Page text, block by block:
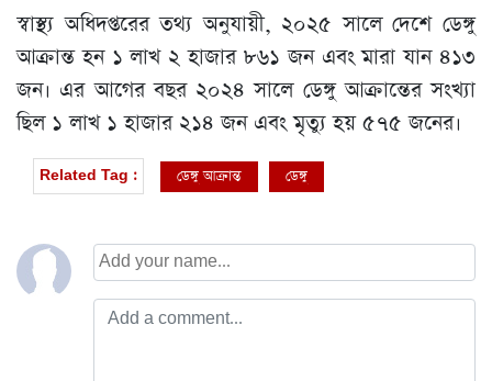
স্বাস্থ্য অধিদপ্তরের তথ্য অনুযায়ী, ২০২৫ সালে দেশে ডেঙ্গু
আক্রান্ত হন ১ লাখ ২ হাজার ৮৬১ জন এবং মারা যান ৪১৩
জন। এর আগের বছর ২০২৪ সালে ডেঙ্গু আক্রান্তের সংখ্যা
ছিল ১ লাখ ১ হাজার ২১৪ জন এবং মৃত্যু হয় ৫৭৫ জনের।
Related Tag : ডেঙ্গু আক্রান্ত ডেঙ্গু